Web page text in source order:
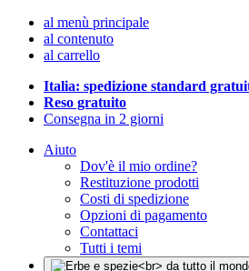
al menù principale
al contenuto
al carrello
Italia: spedizione standard
Reso gratuito
Consegna in 2 giorni
Aiuto
Dov'è il mio ordine?
Restituzione prodotti
Costi di spedizione
Opzioni di pagamento
Contattaci
Tutti i temi